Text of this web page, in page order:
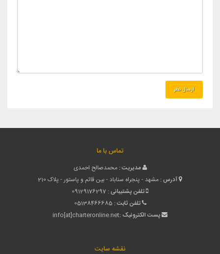
تماس با ما
مدیریت : محمدصالح احمدی
آدرس : مشهد - پنجراه سناباد - بین قائم و پاستور - پلاک 210
تلفن پشتیبانی : 09129176297
تلفن ثابت : 05138466685
پست الکترونیک :info[at]charteronline.net
نقشه سایت